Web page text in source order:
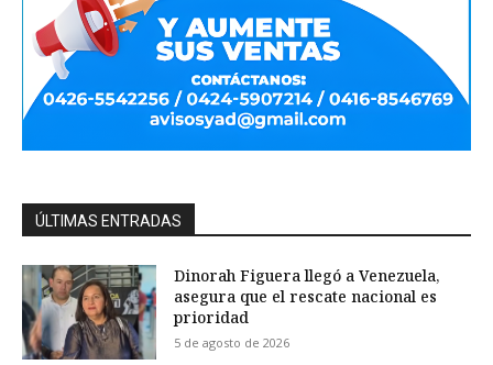
ÚLTIMAS ENTRADAS
Dinorah Figuera llegó a Venezuela,
asegura que el rescate nacional es
prioridad
5 de agosto de 2026